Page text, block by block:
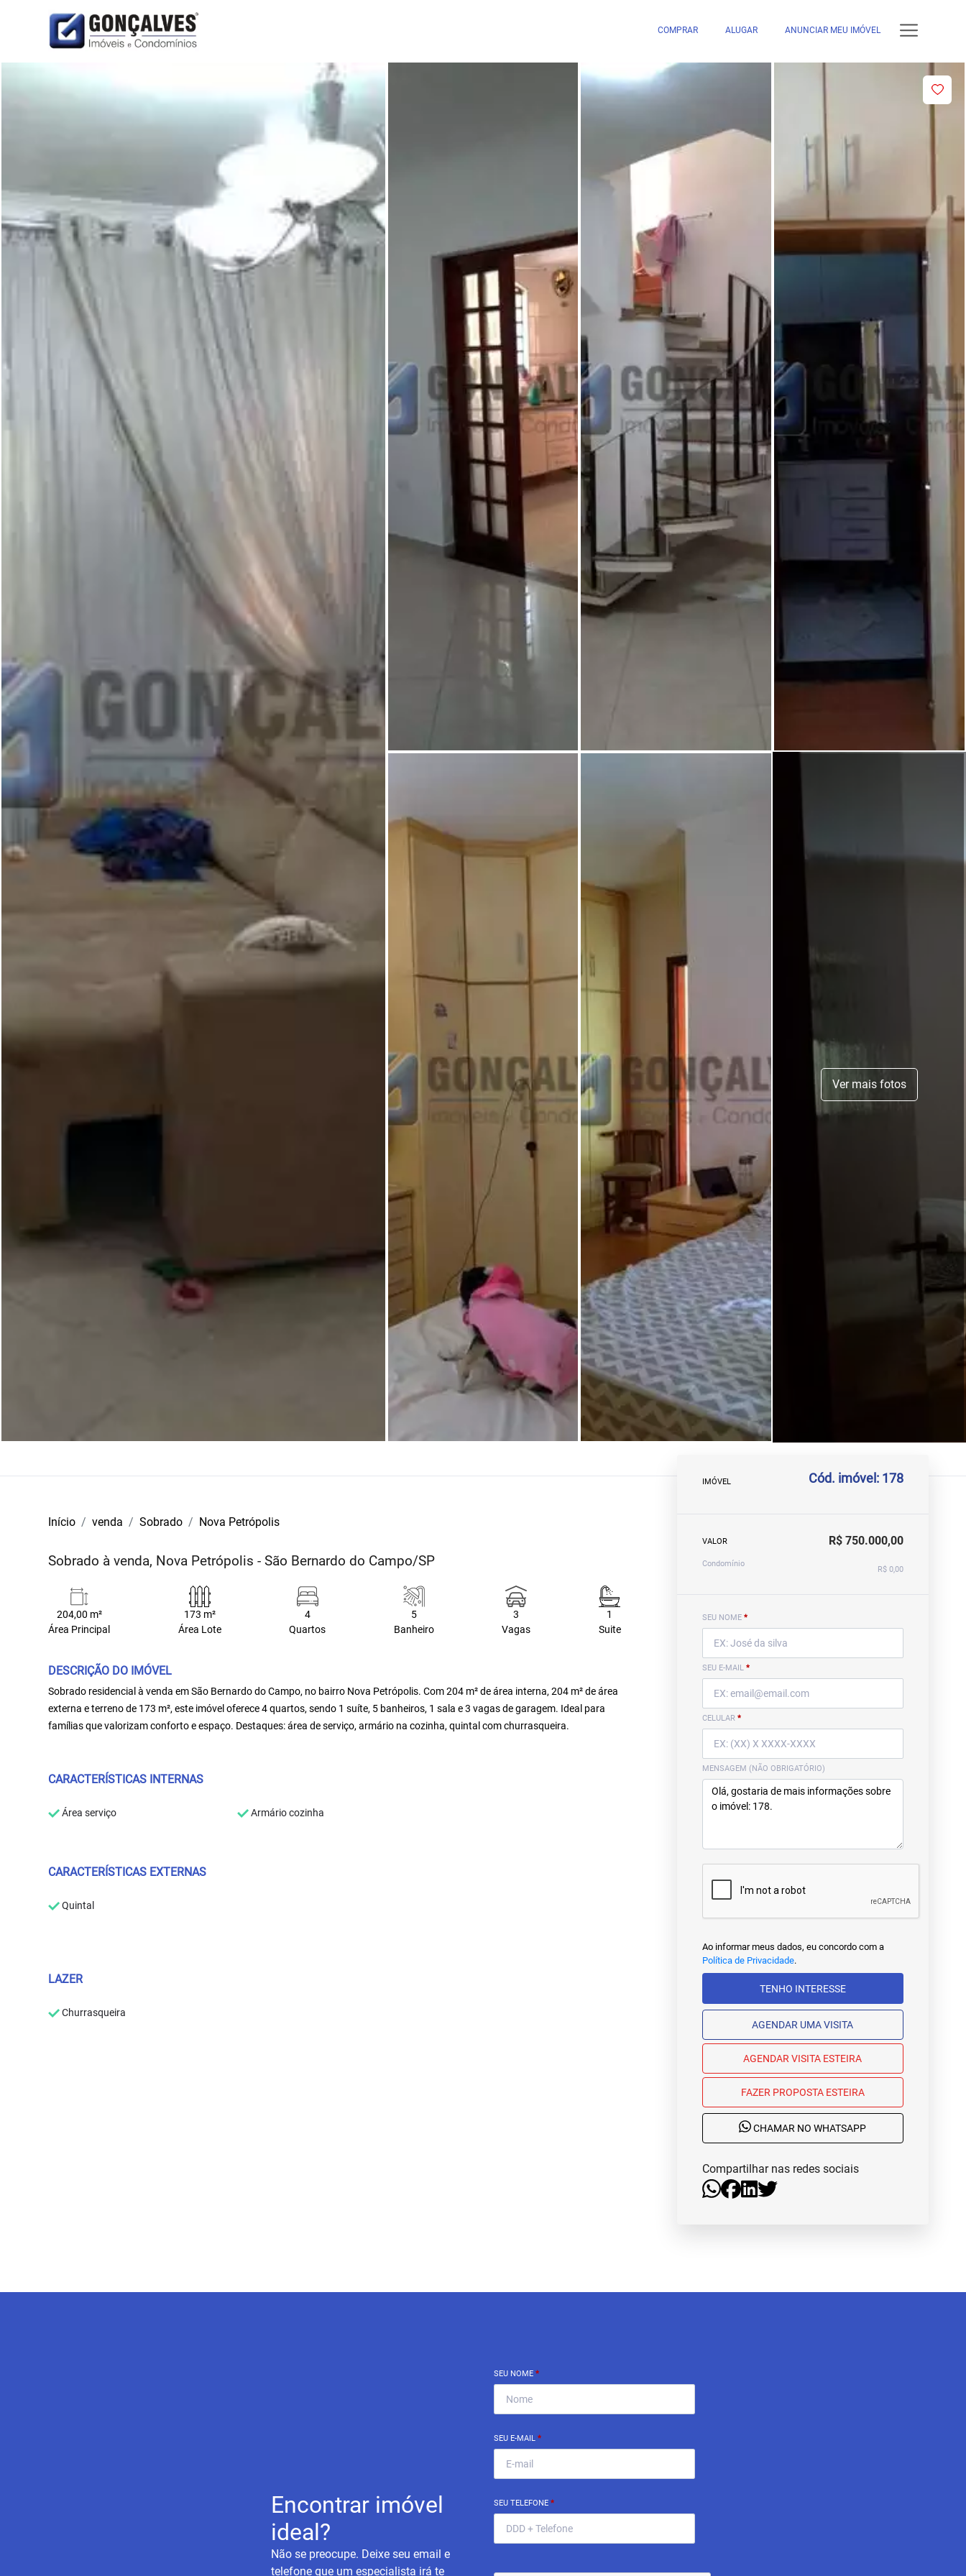
COMPRAR ALUGAR ANUNCIAR MEU IMÓVEL
Ver mais fotos
Início venda Sobrado Nova Petrópolis
Sobrado à venda, Nova Petrópolis - São Bernardo do Campo/SP
204,00 m²
Área Principal
173 m²
Área Lote
4
Quartos
5
Banheiro
3
Vagas
1
Suite
DESCRIÇÃO DO IMÓVEL
Sobrado residencial à venda em São Bernardo do Campo, no bairro Nova Petrópolis. Com 204 m² de área interna, 204 m² de área
externa e terreno de 173 m², este imóvel oferece 4 quartos, sendo 1 suíte, 5 banheiros, 1 sala e 3 vagas de garagem. Ideal para
famílias que valorizam conforto e espaço. Destaques: área de serviço, armário na cozinha, quintal com churrasqueira.
CARACTERÍSTICAS INTERNAS
Área serviço Armário cozinha
CARACTERÍSTICAS EXTERNAS
Quintal
LAZER
Churrasqueira
IMÓVEL Cód. imóvel: 178
VALOR R$ 750.000,00
Condomínio
R$ 0,00
SEU NOME *
SEU E-MAIL *
CELULAR *
MENSAGEM (NÃO OBRIGATÓRIO)
Ao informar meus dados, eu concordo com a
Política de Privacidade.
TENHO INTERESSE
AGENDAR UMA VISITA
AGENDAR VISITA ESTEIRA
FAZER PROPOSTA ESTEIRA
CHAMAR NO WHATSAPP
Compartilhar nas redes sociais
Encontrar imóvel
ideal?
Não se preocupe. Deixe seu email e
telefone que um especialista irá te
SEU NOME *
SEU E-MAIL *
SEU TELEFONE *